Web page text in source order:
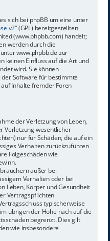
sich bei phpBB um eine unter
v2“ (GPL) bereitgestellten
(www.phpbb.com) handelt;
werden durch die
www.phpbb.de zur
keinen Einfluss auf die Art und
wird. Sie können
Software für bestimmte
Inhalte fremder Foren
der Verletzung von Leben,
Verletzung wesentlicher
nur für Schäden, die auf ein
Verhalten zurückzuführen
Folgeschäden wie
außer bei
Verhalten oder bei
Leben, Körper und Gesundheit
Vertragspflichten
typischerweise
übrigen der Höhe nach auf die
begrenzt. Dies gilt
wie insbesondere